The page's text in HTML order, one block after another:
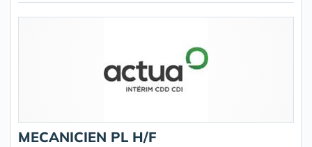
MECANICIEN PL H/F